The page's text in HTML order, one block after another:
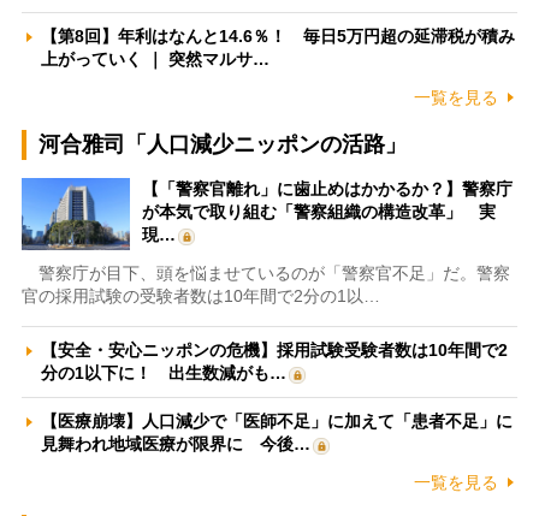
【第8回】年利はなんと14.6％！ 毎日5万円超の延滞税が積み
上がっていく ｜ 突然マルサ…
一覧を見る
河合雅司「人口減少ニッポンの活路」
【「警察官離れ」に歯止めはかかるか？】警察庁
が本気で取り組む「警察組織の構造改革」 実
現…
警察庁が目下、頭を悩ませているのが「警察官不足」だ。警察
官の採用試験の受験者数は10年間で2分の1以…
【安全・安心ニッポンの危機】採用試験受験者数は10年間で2
分の1以下に！ 出生数減がも…
【医療崩壊】人口減少で「医師不足」に加えて「患者不足」に
見舞われ地域医療が限界に 今後…
一覧を見る